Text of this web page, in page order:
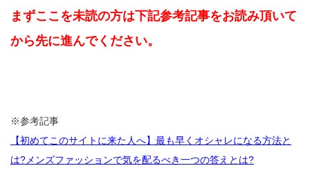
まずここを未読の方は下記参考記事をお読み頂いて
から先に進んでください。
※参考記事
【初めてこのサイトに来た人へ】最も早くオシャレになる方法と
は?メンズファッションで気を配るべき一つの答えとは?